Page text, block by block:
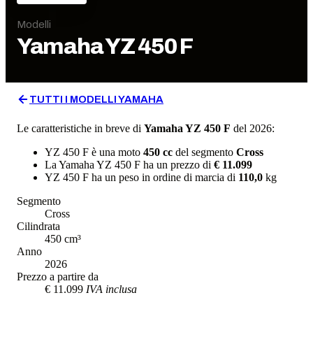
Modelli
YamahaYZ 450 F
TUTTI I MODELLIYAMAHA
Le caratteristiche in breve di Yamaha YZ 450 F del 2026:
YZ 450 F è una moto 450 cc del segmento Cross
La Yamaha YZ 450 F ha un prezzo di € 11.099
YZ 450 F ha un peso in ordine di marcia di 110,0 kg
Segmento
Cross
Cilindrata
450 cm³
Anno
2026
Prezzo a partire da
€ 11.099 IVA inclusa